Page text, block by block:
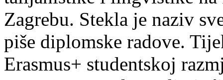
Zagrebu. Stekla je naziv
piše diplomske radove.
Erasmus+ studentskoj